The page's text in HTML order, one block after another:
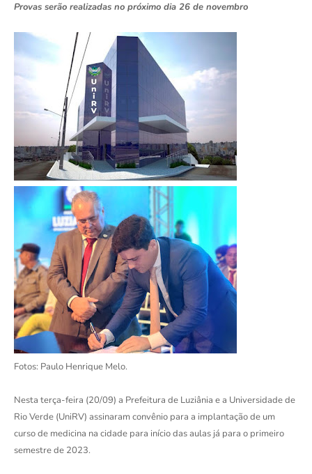
Provas serão realizadas no próximo dia 26 de novembro
Fotos: Paulo Henrique Melo.
Nesta terça-feira (20/09) a Prefeitura de Luziânia e a Universidade de
Rio Verde (UniRV) assinaram convênio para a implantação de um
curso de medicina na cidade para início das aulas já para o primeiro
semestre de 2023.